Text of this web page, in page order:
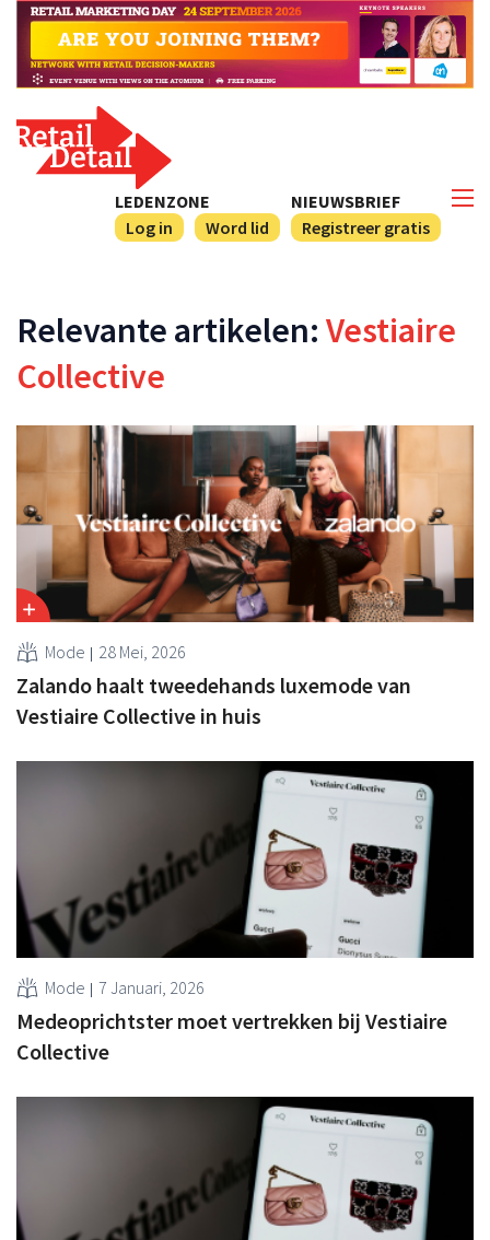
NIEUWSBRIEF
Registreer gratis
LEDENZONE
Log in
Word lid
Relevante artikelen: Vestiaire
Collective
Mode 28 Mei, 2026
Zalando haalt tweedehands luxemode van
Vestiaire Collective in huis
Mode 7 Januari, 2026
Medeoprichtster moet vertrekken bij Vestiaire
Collective